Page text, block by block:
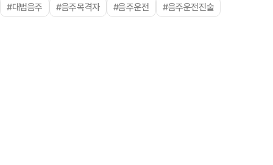
#대법음주 #음주목격자 #음주운전 #음주운전진술